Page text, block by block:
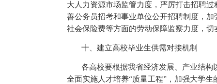
大人力资源市场监管力度，严厉打击招聘
善公务员招考和事业单位公开招聘制度，
社会保险费等方面的劳动保障监察力度，
十、建立高校毕业生供需对接机制
各高校要根据我省经济发展、产业结
全面实施人才培养“质量工程”，加强大学